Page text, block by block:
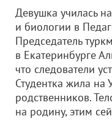
Девушка училась
и биологии в
Председатель
в Екатеринбурге
что следователи
Студентка жила на
родственников.
на родину, этим